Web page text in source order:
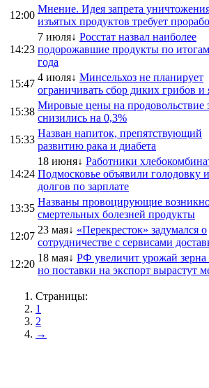
12:00
Мнение. Идея запрета
изъятых продуктов требует
14:23
7 июля↓ Росстат назвал наиболее
подорожавшие продукты по
года
15:47
4 июля↓ Минсельхоз не планирует
ограничивать сбор диких грибов и
15:38
Мировые цены на продовольствие
снизились на 0,3%
15:33
Назван напиток, препятствующий
развитию рака и диабета
14:24
18 июня↓ Работники
Подмосковье объявили голодовку
долгов по зарплате
13:35
Названы провоцирующие
смертельных болезней продукты
12:07
23 мая↓ «Перекресток» задумался о
сотрудничестве с сервисами
12:20
18 мая↓ РФ увеличит урожай зерна
но поставки на экспорт вырастут
Страницы:
1
2
→